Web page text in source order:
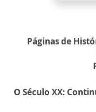
Páginas de
O Século XX: